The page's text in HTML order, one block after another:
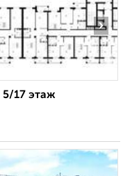
›
5/17 этаж